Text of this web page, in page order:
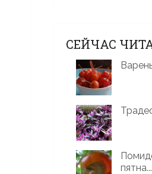
СЕЙЧАС
пятна...